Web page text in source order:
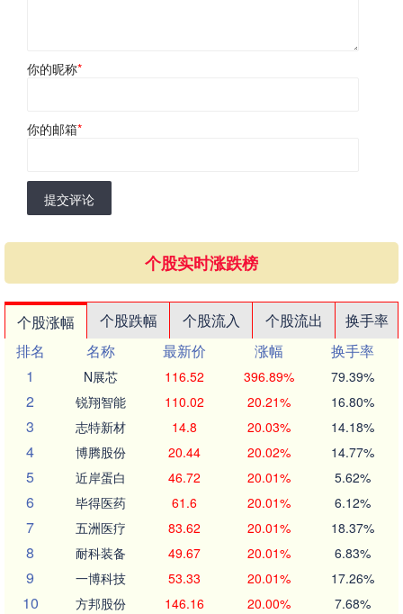
你的昵称*
你的邮箱*
提交评论
个股实时涨跌榜
个股涨幅 个股跌幅 个股流入 个股流出
换手率
排名
名称 最新价 涨幅
换手率
1
N展芯 116.52 396.89% 79.39%
2 锐翔智能 110.02 20.21% 16.80%
3 志特新材 14.8 20.03% 14.18%
4 博腾股份 20.44 20.02% 14.77%
5 近岸蛋白 46.72 20.01% 5.62%
6 毕得医药 61.6 20.01% 6.12%
7 五洲医疗 83.62 20.01% 18.37%
8 耐科装备 49.67 20.01% 6.83%
9 一博科技 53.33 20.01% 17.26%
10 方邦股份 146.16 20.00% 7.68%